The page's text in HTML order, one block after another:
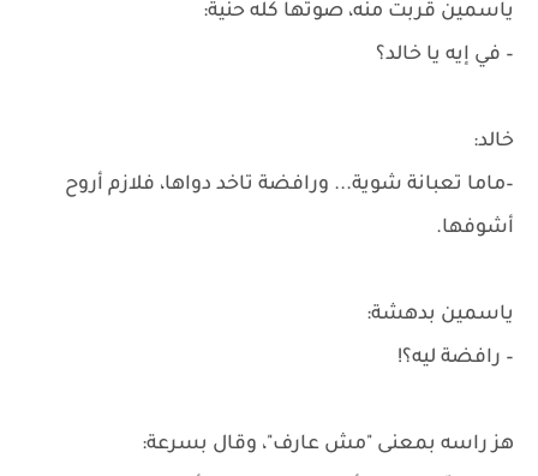
ياسمين قربت منه، صوتها كله حنية:
– في إيه يا خالد؟
خالد:
–ماما تعبانة شوية... ورافضة تاخد دواها، فلازم أروح
أشوفها.
ياسمين بدهشة:
– رافضة ليه؟!
هز راسه بمعنى "مش عارف"، وقال بسرعة: